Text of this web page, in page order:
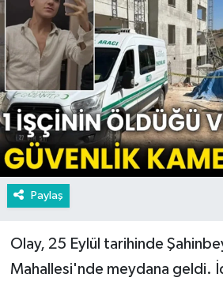
Paylaş
Olay, 25 Eylül tarihinde
Mahallesi'nde meydana geldi.